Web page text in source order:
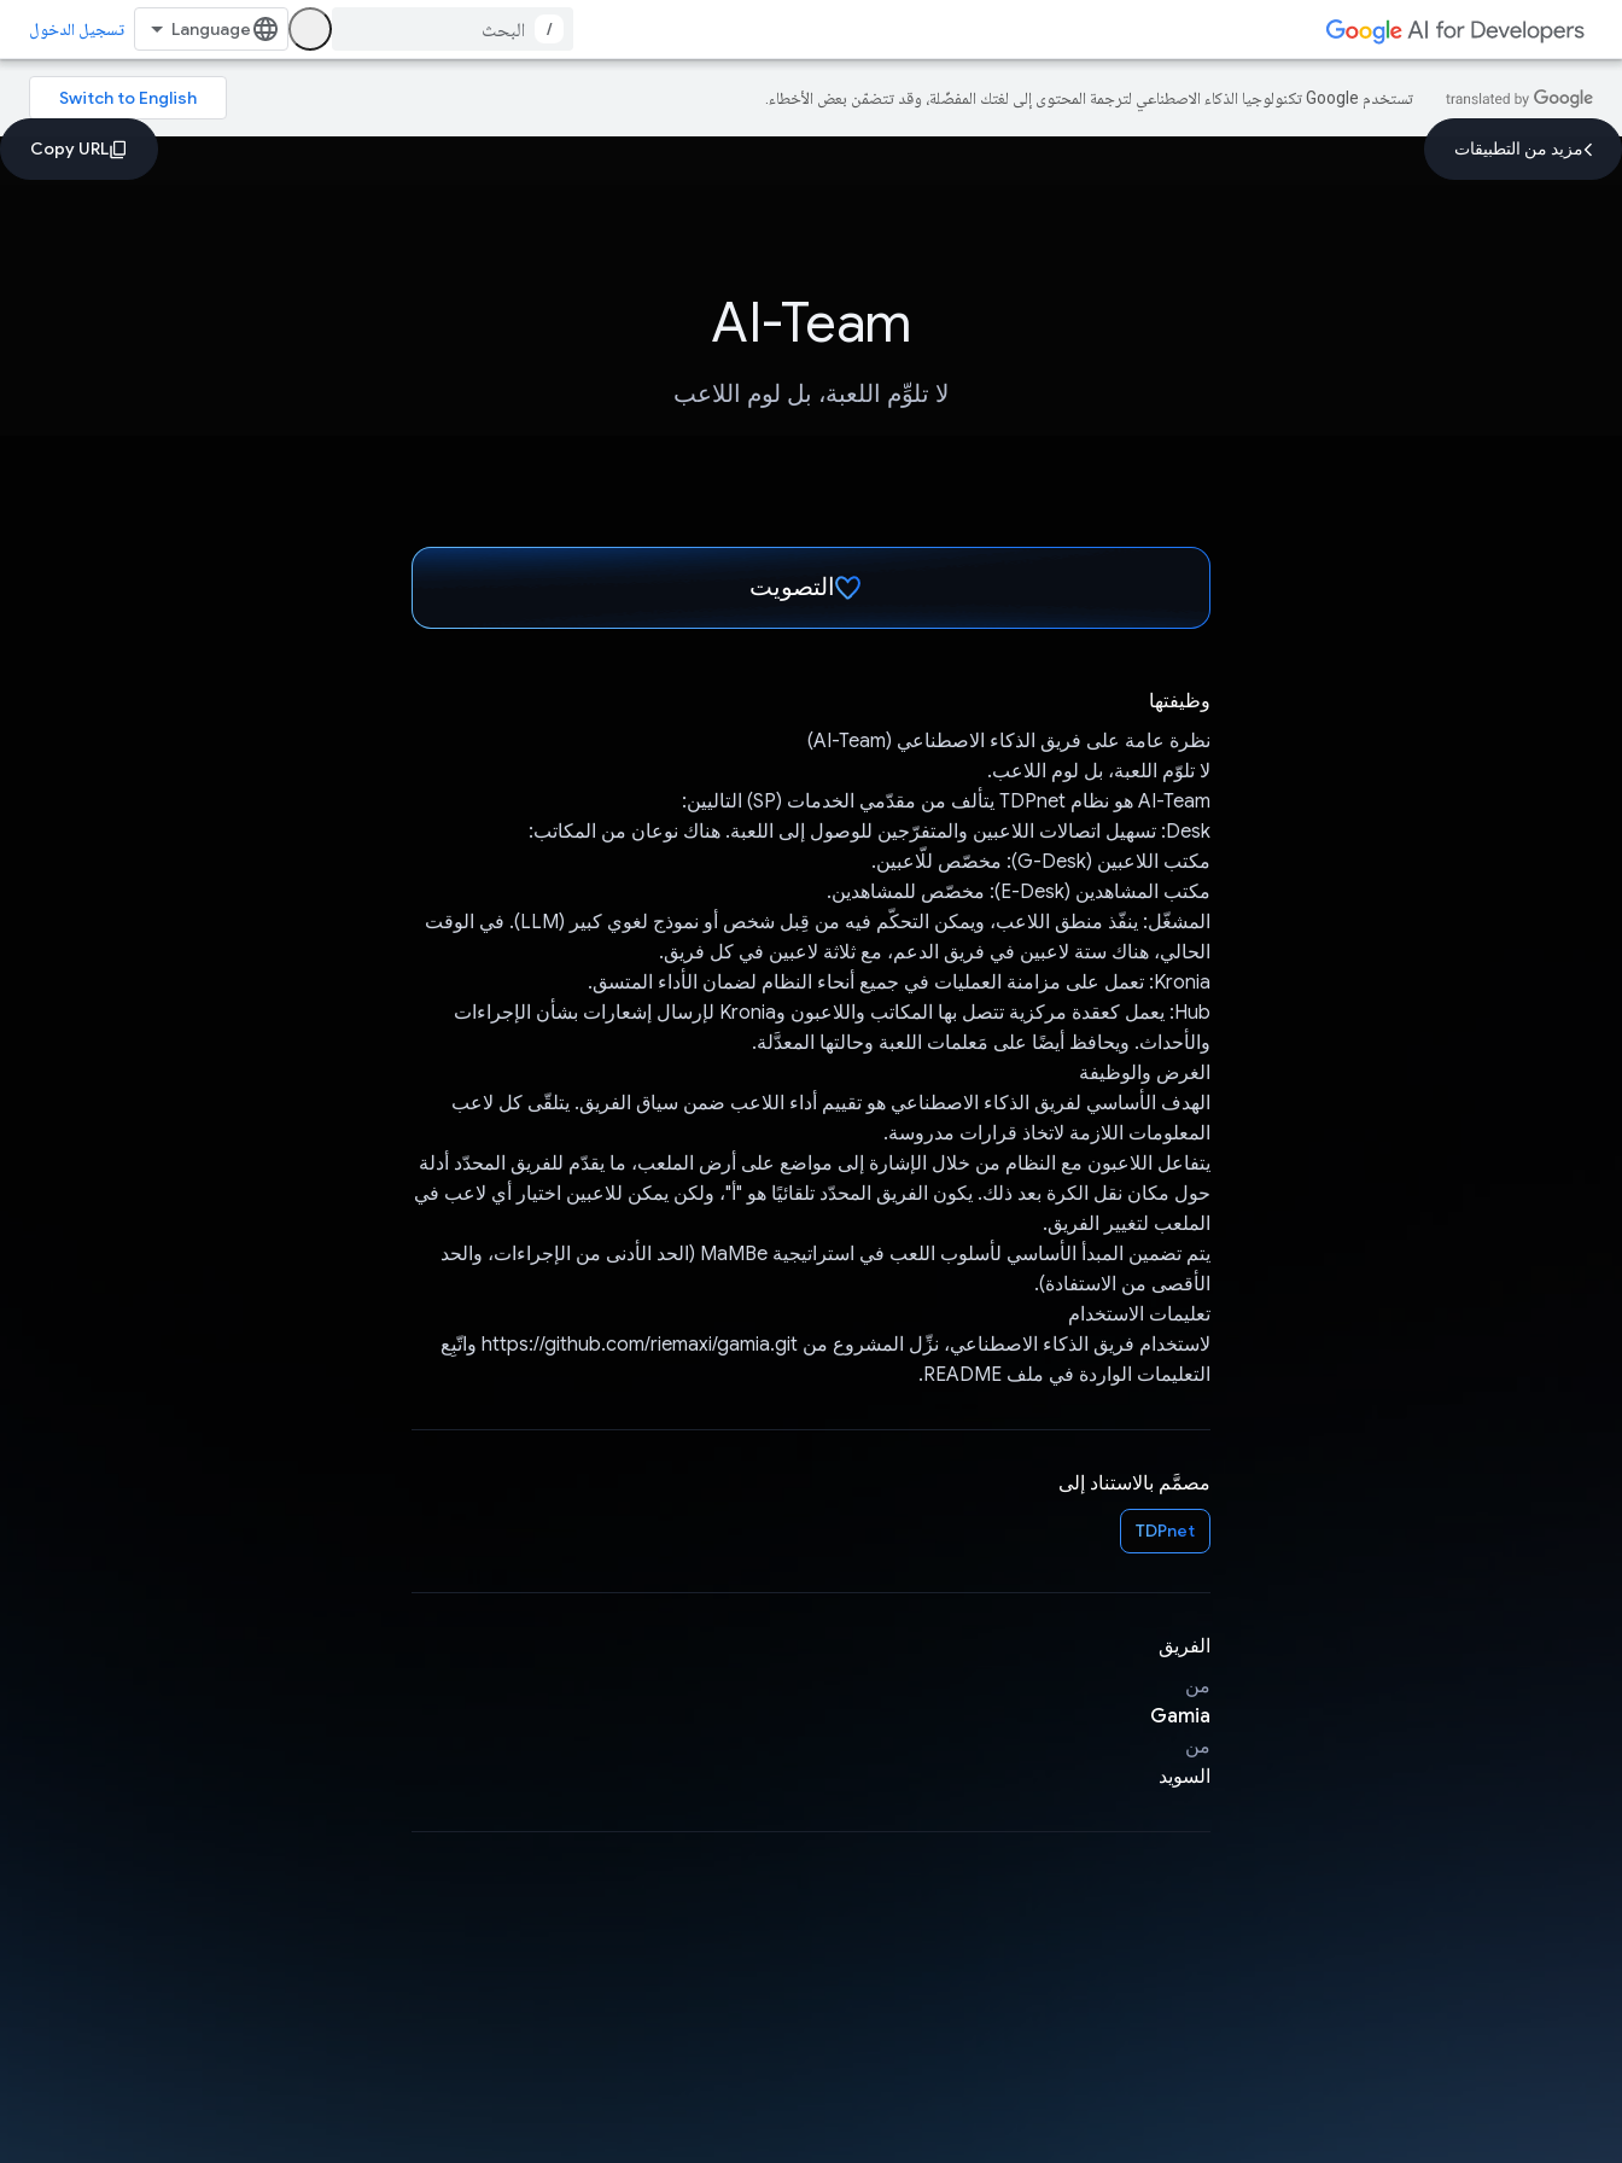
/ تسجيل الدخول
تستخدم Google تكنولوجيا الذكاء الاصطناعي لترجمة المحتوى إلى لغتك المفضّلة، وقد تتضمّن بعض الأخطاء.
مزيد من التطبيقات
AI-Team
لا تلوِّم اللعبة، بل لوم اللاعب
التصويت
وظيفتها
نظرة عامة على فريق الذكاء الاصطناعي (AI-Team)
لا تلوّم اللعبة، بل لوم اللاعب.
AI-Team هو نظام TDPnet يتألف من مقدّمي الخدمات (SP) التاليين:
Desk: تسهيل اتصالات اللاعبين والمتفرّجين للوصول إلى اللعبة. هناك نوعان من المكاتب:
مكتب اللاعبين (G-Desk): مخصّص للّاعبين.
مكتب المشاهدين (E-Desk): مخصّص للمشاهدين.
المشغّل: ينفّذ منطق اللاعب، ويمكن التحكّم فيه من قِبل شخص أو نموذج لغوي كبير (LLM). في الوقت
الحالي، هناك ستة لاعبين في فريق الدعم، مع ثلاثة لاعبين في كل فريق.
Kronia: تعمل على مزامنة العمليات في جميع أنحاء النظام لضمان الأداء المتسق.
Hub: يعمل كعقدة مركزية تتصل بها المكاتب واللاعبون وKronia لإرسال إشعارات بشأن الإجراءات
والأحداث. ويحافظ أيضًا على مَعلمات اللعبة وحالتها المعدَّلة.
الغرض والوظيفة
الهدف الأساسي لفريق الذكاء الاصطناعي هو تقييم أداء اللاعب ضمن سياق الفريق. يتلقّى كل لاعب
المعلومات اللازمة لاتخاذ قرارات مدروسة.
يتفاعل اللاعبون مع النظام من خلال الإشارة إلى مواضع على أرض الملعب، ما يقدّم للفريق المحدّد أدلة
حول مكان نقل الكرة بعد ذلك. يكون الفريق المحدّد تلقائيًا هو "أ"، ولكن يمكن للاعبين اختيار أي لاعب في
الملعب لتغيير الفريق.
يتم تضمين المبدأ الأساسي لأسلوب اللعب في استراتيجية MaMBe (الحد الأدنى من الإجراءات، والحد
الأقصى من الاستفادة).
تعليمات الاستخدام
لاستخدام فريق الذكاء الاصطناعي، نزِّل المشروع من https://github.com/riemaxi/gamia.git واتّبِع
التعليمات الواردة في ملف README.
مصمَّم بالاستناد إلى
TDPnet
الفريق
من
Gamia
من
السويد